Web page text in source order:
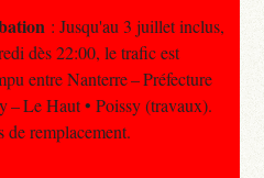
: Jusqu'au 3 juillet inclus,
dès 22:00, le trafic est
entre Nanterre – Préfecture
– Le Haut • Poissy (travaux).
de remplacement.